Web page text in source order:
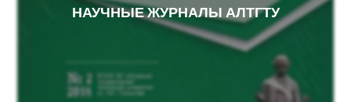
НАУЧНЫЕ ЖУРНАЛЫ АЛТГТУ